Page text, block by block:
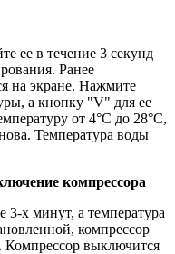
ее в течение 3 секунд
Ранее
на экране. Нажмите
а кнопку "V" для ее
от 4°C до 28°C,
Температура воды
компрессора
3-х минут, а температура
компрессор
Компрессор выключится